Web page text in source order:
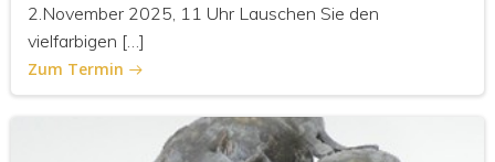
2.November 2025, 11 Uhr Lauschen Sie den
vielfarbigen […]
Zum Termin